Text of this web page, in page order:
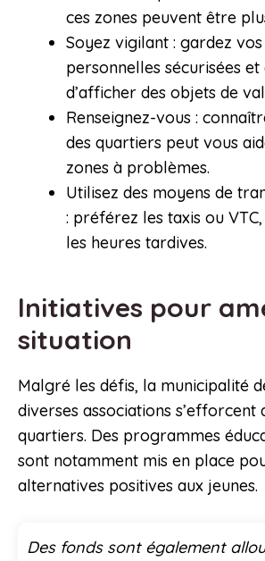
ces zones peuvent être
Soyez vigilant : gardez
personnelles sécurisées et
d’afficher des objets de
Renseignez-vous :
des quartiers peut vous
zones à problèmes.
Utilisez des moyens de
: préférez les taxis ou
les heures tardives.
Initiatives pour
situation
Malgré les défis, la municipalité
diverses associations s’efforcent
quartiers. Des programmes
sont notamment mis en place
alternatives positives aux jeunes.
Des fonds sont également